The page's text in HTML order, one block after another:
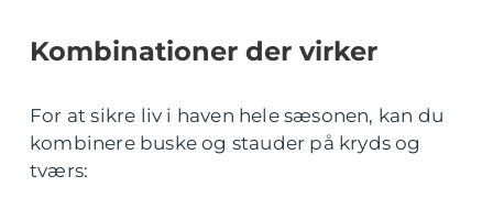
Kombinationer der virker
For at sikre liv i haven hele sæsonen, kan du
kombinere buske og stauder på kryds og
tværs: